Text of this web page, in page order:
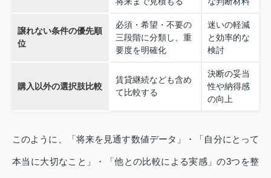
譲れない条件の優先順
位
必須・希望・不要の
三段階に分類し、重
要度を明確化
迷いの軽減
と効率的な
検討
購入以外の選択肢比較
賃貸継続なども含め
て比較する
決断の妥当
性や納得感
の向上
このように、「将来を見通す数値データ」・「自分にとって
本当に大切なこと」・「他との比較による実感」の3つを整